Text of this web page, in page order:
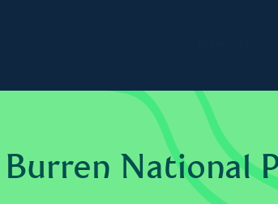
National